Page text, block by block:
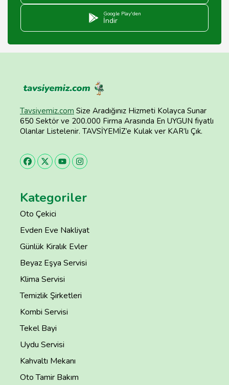
Google Play'den
İndir
Tavsiyemiz.com Size Aradığınız Hizmeti Kolayca Sunar
650 Sektör ve 200.000 Firma Arasında En UYGUN fiyatlı
Olanlar Listelenir. TAVSİYEMİZ’e Kulak ver KAR’lı Çık.
Kategoriler
Oto Çekici
Evden Eve Nakliyat
Günlük Kiralık Evler
Beyaz Eşya Servisi
Klima Servisi
Temizlik Şirketleri
Kombi Servisi
Tekel Bayi
Uydu Servisi
Kahvaltı Mekanı
Oto Tamir Bakım